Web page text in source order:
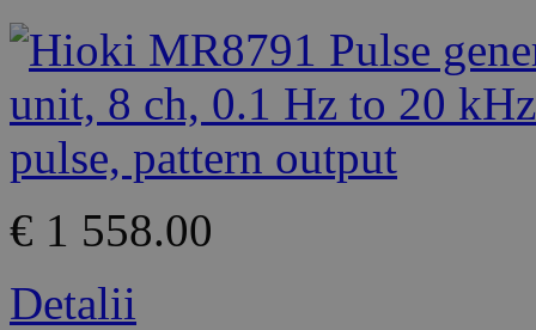
€ 1 558.00
Detalii